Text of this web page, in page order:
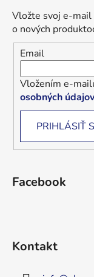
Vložte svoj e-mail
o nových
Email
Vložením e-
osobných údajov
PRIHLÁSIŤ
Facebook
Kontakt